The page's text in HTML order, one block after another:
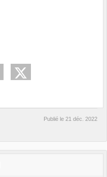
Publié le 21 déc. 2022